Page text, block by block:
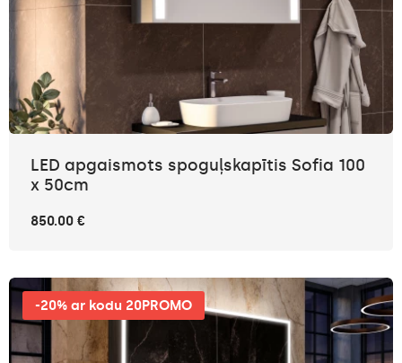
LED apgaismots spoguļskapītis Sofia 100
x 50cm
850.00 €
-20% ar kodu 20PROMO